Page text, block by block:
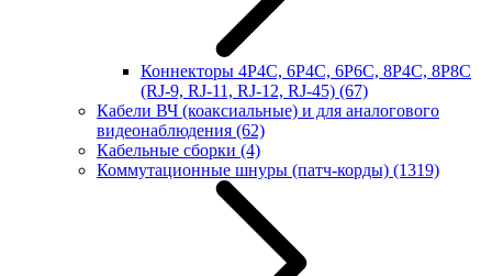
Коннекторы 4P4C, 6P4C, 6P6C, 8P4C, 8P8C
(RJ-9, RJ-11, RJ-12, RJ-45) (67)
Кабели ВЧ (коаксиальные) и для аналогового
видеонаблюдения (62)
Кабельные сборки (4)
Коммутационные шнуры (патч-корды) (1319)